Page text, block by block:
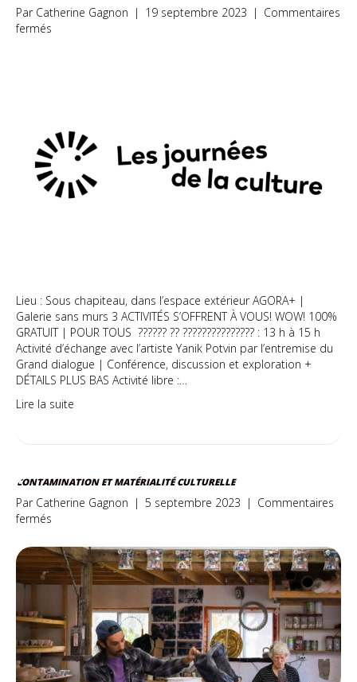
Par Catherine Gagnon | 19 septembre 2023 | Commentaires
fermés
Lieu : Sous chapiteau, dans l’espace extérieur AGORA+ |
Galerie sans murs 3 ACTIVITÉS S’OFFRENT À VOUS! WOW! 100%
GRATUIT | POUR TOUS ?????? ?? ??????????????? : 13 h à 15 h
Activité d’échange avec l’artiste Yanik Potvin par l’entremise du
Grand dialogue | Conférence, discussion et exploration +
DÉTAILS PLUS BAS Activité libre :…
Lire la suite
CONTAMINATION ET MATÉRIALITÉ CULTURELLE
Par Catherine Gagnon | 5 septembre 2023 | Commentaires
fermés
et
matérialité
culturelle